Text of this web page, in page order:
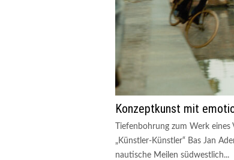
Konzeptkunst mit
Tiefenbohrung zum Werk
„Künstler-Künstler“ Bas Jan
nautische Meilen südwestlich...